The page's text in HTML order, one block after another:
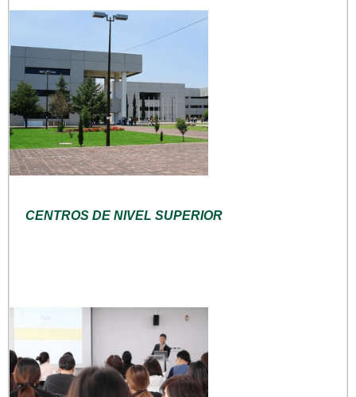
CENTROS DE NIVEL SUPERIOR